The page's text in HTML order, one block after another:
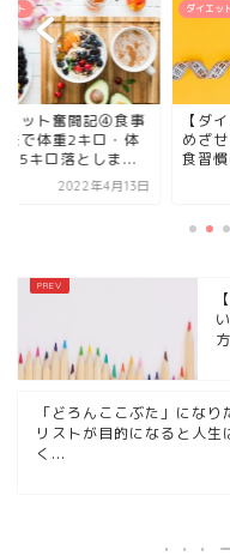
ット
エット奮闘記④食事
夫で体重2キロ・体
1.5キロ落としま...
2022年4月13日
ダイエッ
【ダ
めざ
食習
「どろんここぶた」になり
リストが目的になると人生
く...